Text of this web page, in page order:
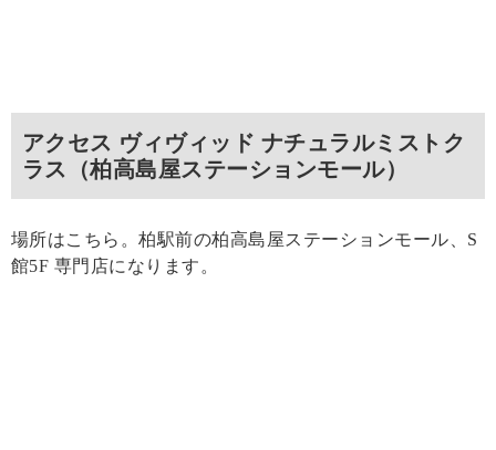
アクセス ヴィヴィッド ナチュラルミストク
ラス（柏高島屋ステーションモール）
場所はこちら。柏駅前の柏高島屋ステーションモール、S
館5F 専門店になります。